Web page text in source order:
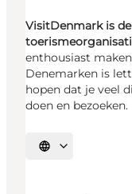
VisitDenmark is
enthousiast
Denemarken is
hopen dat je veel
doen en bezoeken.
Selecteer taal